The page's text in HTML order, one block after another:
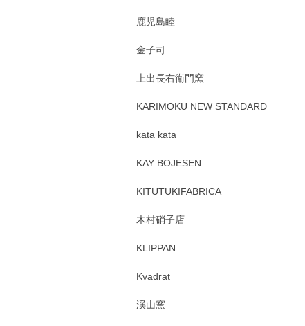
鹿児島睦
金子司
上出長右衛門窯
KARIMOKU NEW STANDARD
kata kata
KAY BOJESEN
KITUTUKIFABRICA
木村硝子店
KLIPPAN
Kvadrat
渓山窯